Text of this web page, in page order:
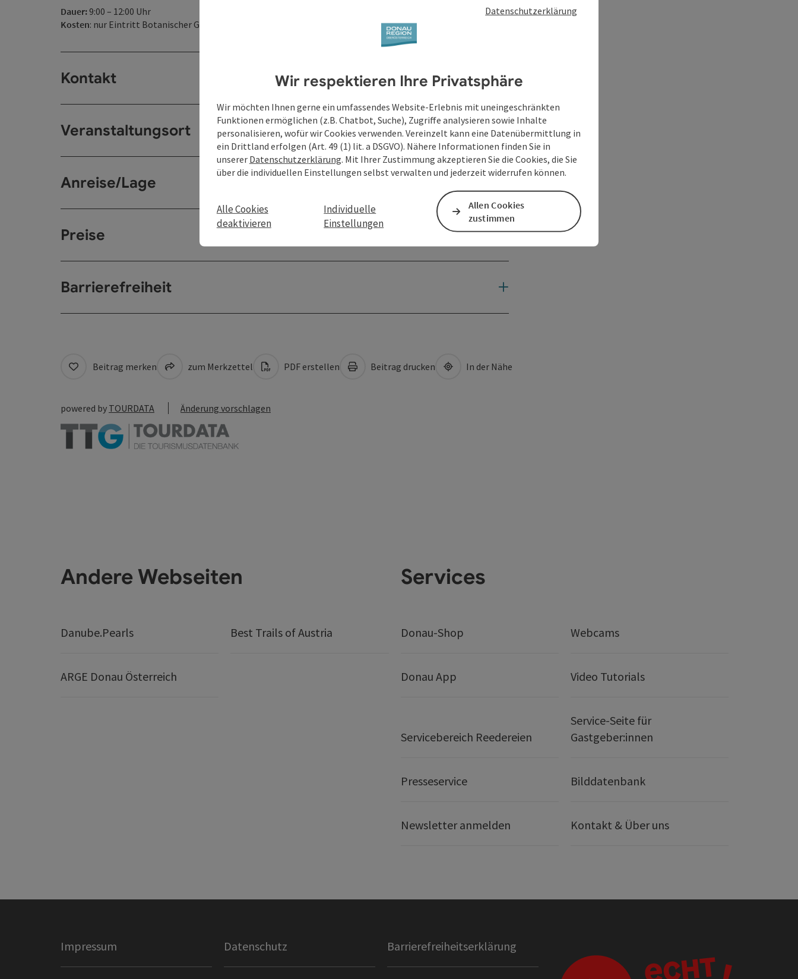
Dauer: 9:00 – 12:00 Uhr
Kosten: nur Eintritt Botanischer Garten
Kontakt
Veranstaltungsort
Anreise/Lage
Preise
Barrierefreiheit
Beitrag merken zum Merkzettel PDF erstellen Beitrag drucken In der Nähe
powered by TOURDATA Änderung vorschlagen
Andere Webseiten
Danube.Pearls Best Trails of Austria
ARGE Donau Österreich
Services
Donau-Shop Webcams
Donau App Video Tutorials
Servicebereich Reedereien
Service-Seite für
Gastgeber:innen
Presseservice Bilddatenbank
Newsletter anmelden Kontakt & Über uns
Impressum Datenschutz Barrierefreiheitserklärung
Datenschutzerklärung
Wir respektieren Ihre Privatsphäre
Wir möchten Ihnen gerne ein umfassendes Website-Erlebnis mit uneingeschränkten
Funktionen ermöglichen (z.B. Chatbot, Suche), Zugriffe analysieren sowie Inhalte
personalisieren, wofür wir Cookies verwenden. Vereinzelt kann eine Datenübermittlung in
ein Drittland erfolgen (Art. 49 (1) lit. a DSGVO). Nähere Informationen finden Sie in
unserer Datenschutzerklärung. Mit Ihrer Zustimmung akzeptieren Sie die Cookies, die Sie
über die individuellen Einstellungen selbst verwalten und jederzeit widerrufen können.
Alle Cookies
deaktivieren
Individuelle
Einstellungen
Allen Cookies
zustimmen